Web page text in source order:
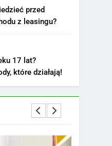
przed
z leasingu?
17 lat?
które działają!
i